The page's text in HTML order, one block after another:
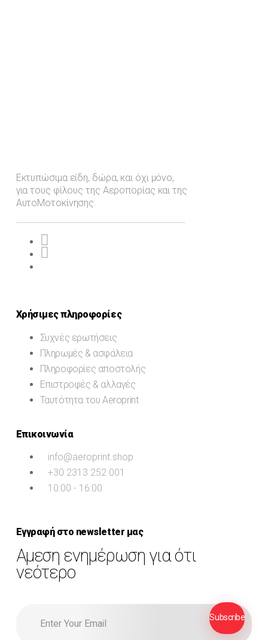
Εκτυπώσιμα είδη, δώρα, και όχι μόνο,
για τους φίλους της Αεροπορίας και της
ΑυτοΜοτοκίνησης.
Χρήσιμες πληροφορίες
Συχνές ερωτήσεις
Πληρωμές & ασφάλεια
Πληροφορίες αποστολής
Επιστροφές & αλλαγές
Ταυτότητα του Aeroprint
Επικοινωνία
info@aeroprint.shop
+30 2313 252 001
10:00 - 16:00
Εγγραφή στο newsletter μας
Αμεση ενημέρωση για ότι
νεότερο